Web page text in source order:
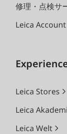
修理・点検サ
Leica Account
Leica Stores
Leica
Leica Welt